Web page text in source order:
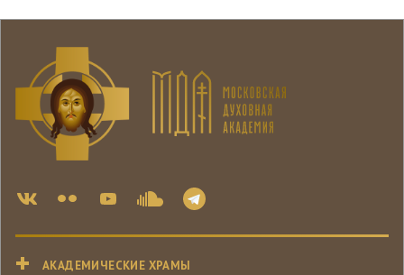
АКАДЕМИЧЕСКИЕ ХРАМЫ